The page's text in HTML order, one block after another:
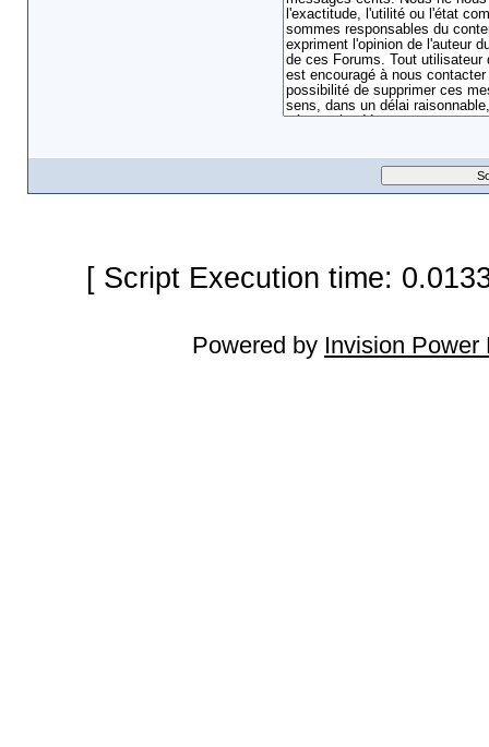
[ Script Execution time:
Powered by Invision Power